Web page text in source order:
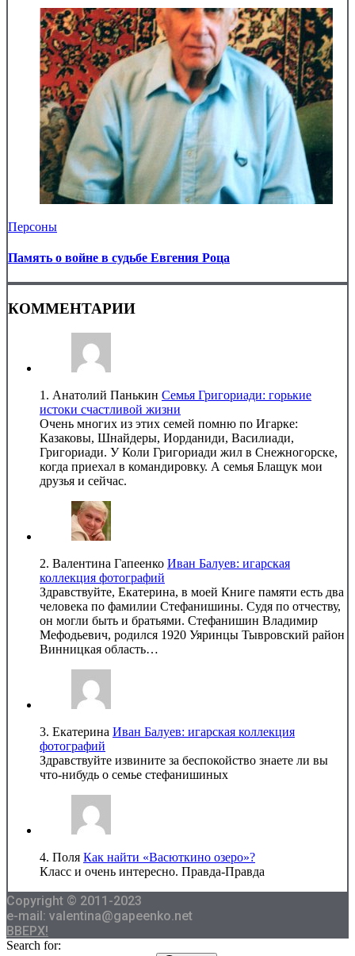
Персоны
Память о войне в судьбе Евгения Роца
КОММЕНТАРИИ
1. Анатолий Панькин Семья Григориади: горькие
истоки счастливой жизни
Очень многих из этих семей помню по Игарке:
Казаковы, Шнайдеры, Иорданиди, Василиади,
Григориади. У Коли Григориади жил в Снежногорске,
когда приехал в командировку. А семья Блащук мои
друзья и сейчас.
2. Валентина Гапеенко Иван Балуев: игарская
коллекция фотографий
Здравствуйте, Екатерина, в моей Книге памяти есть два
человека по фамилии Стефанишины. Судя по отчеству,
он могли быть и братьями. Стефанишин Владимир
Мефодьевич, родился 1920 Уяринцы Тывровский район
Винницкая область…
3. Екатерина Иван Балуев: игарская коллекция
фотографий
Здравствуйте извините за беспокойство знаете ли вы
что-нибудь о семье стефанишиных
4. Поля Как найти «Васюткино озеро»?
Класс и очень интересно. Правда-Правда
Copyright © 2011-2023
e-mail: valentina@gapeenko.net
ВВЕРХ!
Search for: